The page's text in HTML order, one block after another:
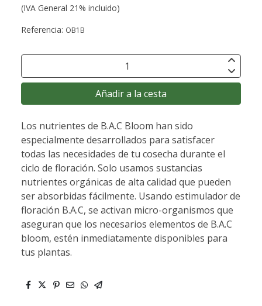
(IVA General 21% incluido)
Referencia: OB1B
Añadir a la cesta
Los nutrientes de B.A.C Bloom han sido
especialmente desarrollados para satisfacer
todas las necesidades de tu cosecha durante el
ciclo de floración. Solo usamos sustancias
nutrientes orgánicas de alta calidad que pueden
ser absorbidas fácilmente. Usando estimulador de
floración B.A.C, se activan micro-organismos que
aseguran que los necesarios elementos de B.A.C
bloom, estén inmediatamente disponibles para
tus plantas.